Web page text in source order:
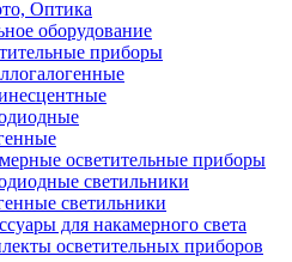
оборудование
приборы
осветительные приборы
светильники
светильники
для накамерного света
осветительных приборов